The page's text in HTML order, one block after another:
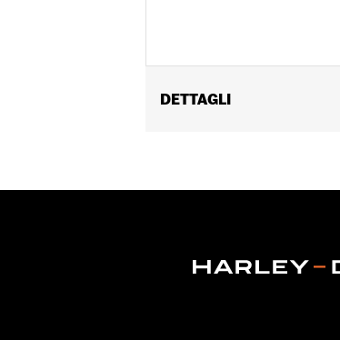
DETTAGLI
Technology:Breathable